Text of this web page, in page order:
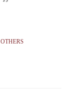
OTHERS